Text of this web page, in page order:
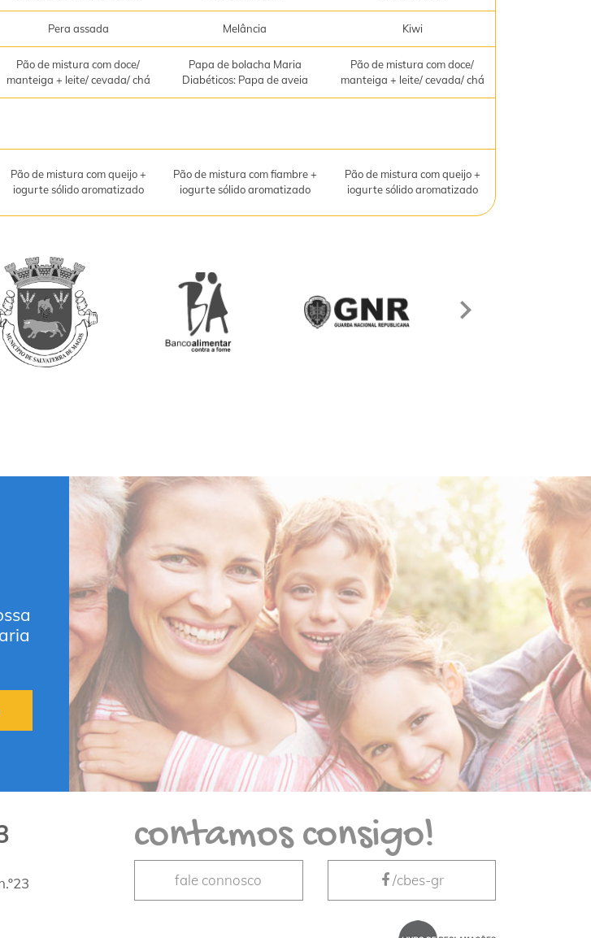
Pera assada Melância Kiwi
Pão de mistura com doce/
manteiga + leite/ cevada/ chá
Papa de bolacha Maria
Diabéticos: Papa de aveia
Pão de mistura com doce/
manteiga + leite/ cevada/ chá
Pão de mistura com queijo +
iogurte sólido aromatizado
Pão de mistura com fiambre +
iogurte sólido aromatizado
Pão de mistura com queijo +
iogurte sólido aromatizado
contamos consigo!
fale connosco /cbes-gr